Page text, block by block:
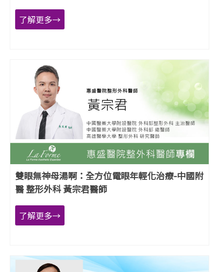
了解更多→
雙眼無神母湯啊：全方位電眼年輕化治療-中國附
醫 整形外科 黃宗君醫師
了解更多→